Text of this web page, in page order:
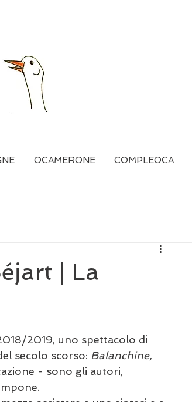
OCAMERONE COMPLEOCA
| La
2019, uno spettacolo di
secolo scorso: Balanchine,
- sono gli autori,